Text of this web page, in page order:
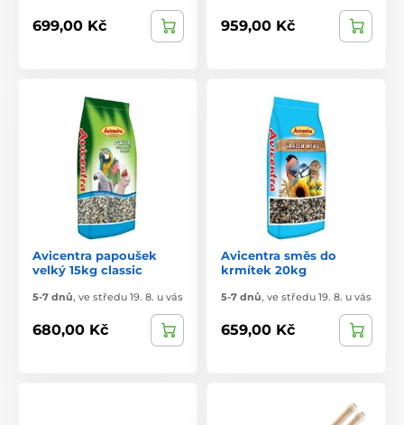
699,00 Kč 959,00 Kč
Avicentra papoušek
velký 15kg classic
5-7 dnů, ve středu 19. 8. u vás
680,00 Kč
Avicentra směs do
krmítek 20kg
5-7 dnů, ve středu 19. 8. u vás
659,00 Kč